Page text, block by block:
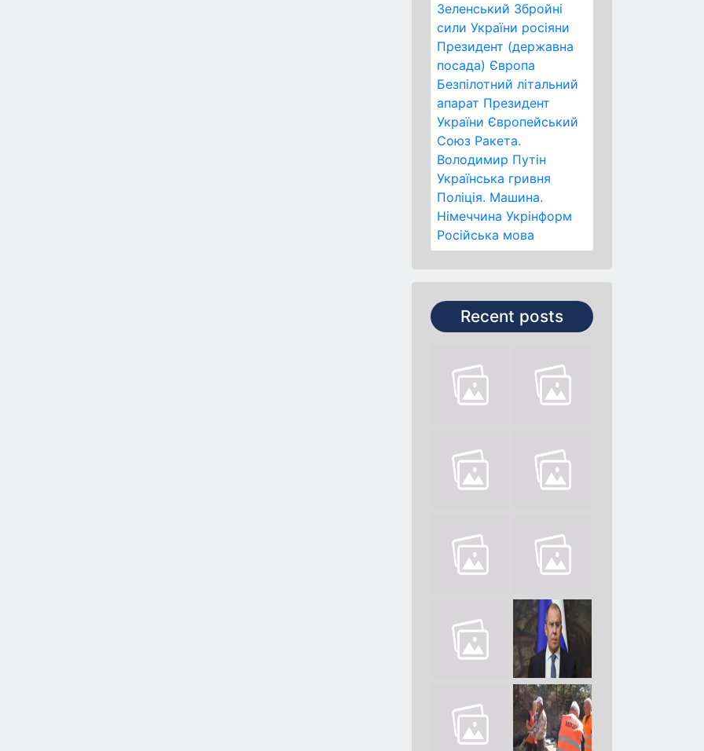
Зеленський Збройні
сили України росіяни
Президент (державна
посада) Європа
Безпілотний літальний
апарат Президент
України Європейський
Союз Ракета.
Володимир Путін
Українська гривня
Поліція. Машина.
Німеччина Укрінформ
Російська мова
Recent posts